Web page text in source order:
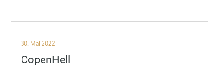
Posted
on
30. Mai 2022
CopenHell